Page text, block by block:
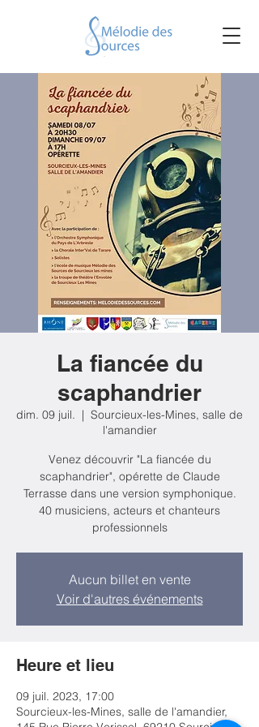
La fiancée du
scaphandrier
dim. 09 juil.
  |
Sourcieux-les-Mines, salle de
l'amandier
Venez découvrir "La fiancée du
scaphandrier", opérette de Claude
Terrasse dans une version symphonique.
40 musiciens, acteurs et chanteurs
professionnels
Aucun billet en vente
Voir d'autres événements
Heure et lieu
09 juil. 2023, 17:00
Sourcieux-les-Mines, salle de l'amandier,